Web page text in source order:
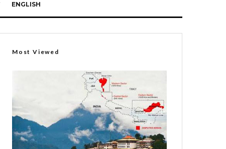
ENGLISH
Most Viewed